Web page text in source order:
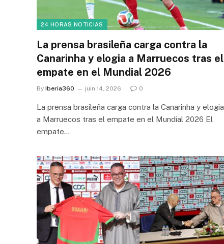
24 HORAS NOTICIAS
La prensa brasileña carga contra la
Canarinha y elogia a Marruecos tras el
empate en el Mundial 2026
By Iberia360 juin 14, 2026 0
La prensa brasileña carga contra la Canarinha y elogia
a Marruecos tras el empate en el Mundial 2026 El
empate…